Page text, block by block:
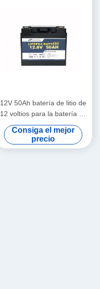
12V 50Ah batería de litio de
12 voltios para la batería de
coche que acampa de pesca
con cebo de cuchara con
cebo de cuchara de
Consiga el mejor
precio